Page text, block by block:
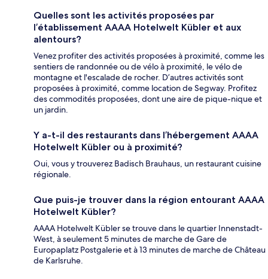
Quelles sont les activités proposées par
l’établissement AAAA Hotelwelt Kübler et aux
alentours?
Venez profiter des activités proposées à proximité, comme les
sentiers de randonnée ou de vélo à proximité, le vélo de
montagne et l'escalade de rocher. D’autres activités sont
proposées à proximité, comme location de Segway. Profitez
des commodités proposées, dont une aire de pique-nique et
un jardin.
Y a-t-il des restaurants dans l’hébergement AAAA
Hotelwelt Kübler ou à proximité?
Oui, vous y trouverez Badisch Brauhaus, un restaurant cuisine
régionale.
Que puis-je trouver dans la région entourant AAAA
Hotelwelt Kübler?
AAAA Hotelwelt Kübler se trouve dans le quartier Innenstadt-
West, à seulement 5 minutes de marche de Gare de
Europaplatz Postgalerie et à 13 minutes de marche de Château
de Karlsruhe.